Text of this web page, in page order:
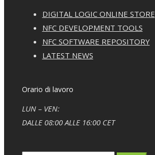
DIGITAL LOGIC ONLINE STORE
NFC DEVELOPMENT TOOLS
NFC SOFTWARE REPOSITORY
LATEST NEWS
Orario di lavoro
LUN – VEN:
DALLE 08:00 ALLE 16:00 CET